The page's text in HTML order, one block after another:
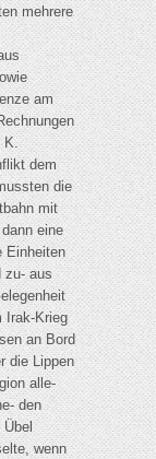
mehrere
am
K.
dem
die
mit
eine
Einheiten
zu- aus
Irak-Krieg
an Bord
die Lippen
alle-
den
Übel
wenn